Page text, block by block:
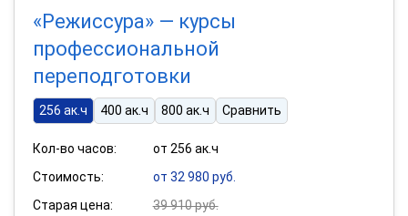
«Режиссура» — курсы
профессиональной
переподготовки
256 ак.ч 400 ак.ч 800 ак.ч Сравнить
Кол-во часов:
от 256 ак.ч
Стоимость:
от 32 980 руб.
Старая цена:
39 910 руб.